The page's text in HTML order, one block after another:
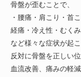
骨盤が歪むことで、
・腰痛・肩こり・首
経痛・冷え性・むくみ
など様々な症状が起
反対に骨盤を正しい
血流改善、痛みの軽